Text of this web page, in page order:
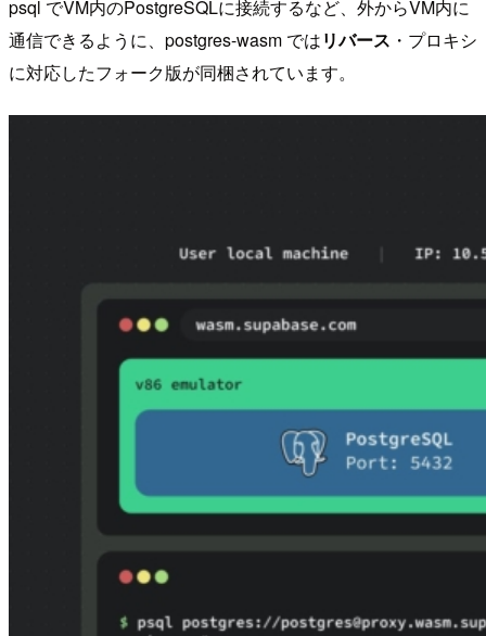
psql でVM内のPostgreSQLに接続するなど、外からVM内に
通信できるように、postgres-wasm ではリバース ・プロキシ
に対応したフォーク版が同梱されています。